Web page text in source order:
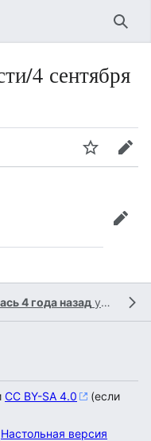
4 сентября
4 года назад участником
CC BY-SA 4.0
(если
Настольная версия